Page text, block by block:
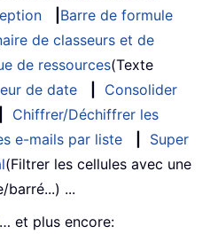
Barre de formule
de classeurs et de
de ressources(Texte
de date
Consolider
Chiffrer/Déchiffrer les
e-mails par liste
Super
(Filtrer les cellules avec une
barré...) ...
… et plus encore: